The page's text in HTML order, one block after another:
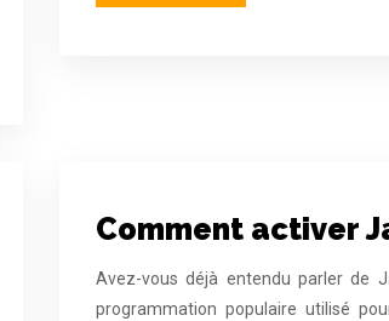
Comment activer
Avez-vous déjà entendu parler de
programmation populaire utilisé